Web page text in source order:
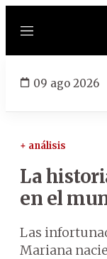
Menú
09 ago 2026
+ análisis
La
en el
Las
Mariana